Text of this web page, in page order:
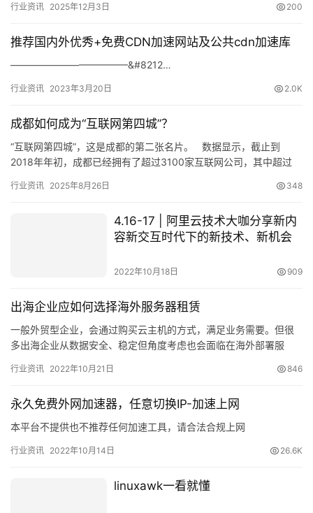
案…
行业资讯 2025年12月3日 200
推荐国内外优秀+免费CDN加速网站及公共cdn加速库
————————————&#8212…
行业资讯 2023年3月20日 2.0K
成都如何成为“互联网第四城”？
“互联网第四城”，这是成都的第二张名片。 数据显示，截止到
2018年年初，成都已经拥有了超过3100家互联网公司，其中超过
行业资讯 2025年8月26日 348
4.16-17 | 阿里云技术大咖分享新内
容新交互时代下的新技术、新机会
2022年10月18日 909
出海企业应如何选择海外服务器租赁
一般外贸型企业，会通过购买云主机的方式，满足业务需要。但很
多出海企业从数据安全、稳定但角度考虑也会面临在海外部署服
行业资讯 2022年10月21日 846
永久免费外网加速器，任意切换IP-加速上网
本平台不提供也不推荐任何加速工具，请合法合规上网
行业资讯 2022年10月14日 26.6K
linuxawk一看就懂